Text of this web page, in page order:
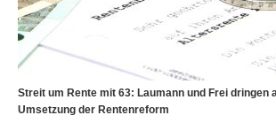
Streit um Rente mit 63: Laumann und Frei dringen
Umsetzung der Rentenreform